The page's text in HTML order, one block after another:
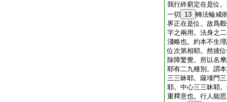
我行終窮定在是位
一切
13 轉法輪咸
界正在是位。故爲
字之兩用。法身之
淺略也。約本不生
位次第相耶。然彼
除障驚覺。所以名
耶有二九種別。謂
三三昧耶。薩埵門
耶。中心三三昧耶
重釋意也。行人能